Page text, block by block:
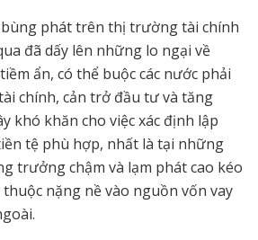
phát trên thị trường tài chính
đã dấy lên những lo ngại về
ẩn, có thể buộc các nước phải
chính, cản trở đầu tư và tăng
khó khăn cho việc xác định lập
tệ phù hợp, nhất là tại những
trưởng chậm và lạm phát cao kéo
thuộc nặng nề vào nguồn vốn vay